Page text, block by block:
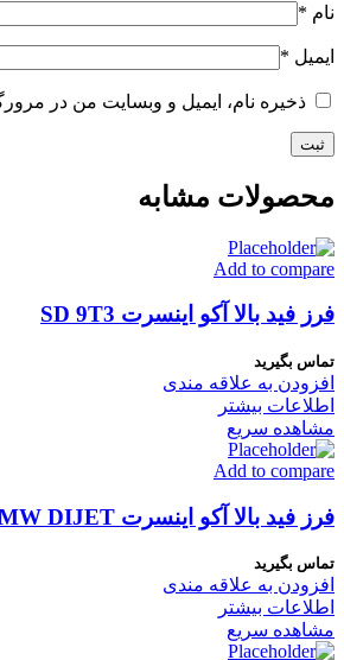
نام *
ایمیل *
ذخیره نام، ایمیل و وبسایت من در
محصولات مشابه
Add to compare
فرز فید بالا آکو اینسرت SD 9T3
تماس بگیرید
افزودن به علاقه مندی
اطلاعات بیشتر
مشاهده سریع
Add to compare
فرز فید بالا آکو اینسرت WOMW DIJET
تماس بگیرید
افزودن به علاقه مندی
اطلاعات بیشتر
مشاهده سریع